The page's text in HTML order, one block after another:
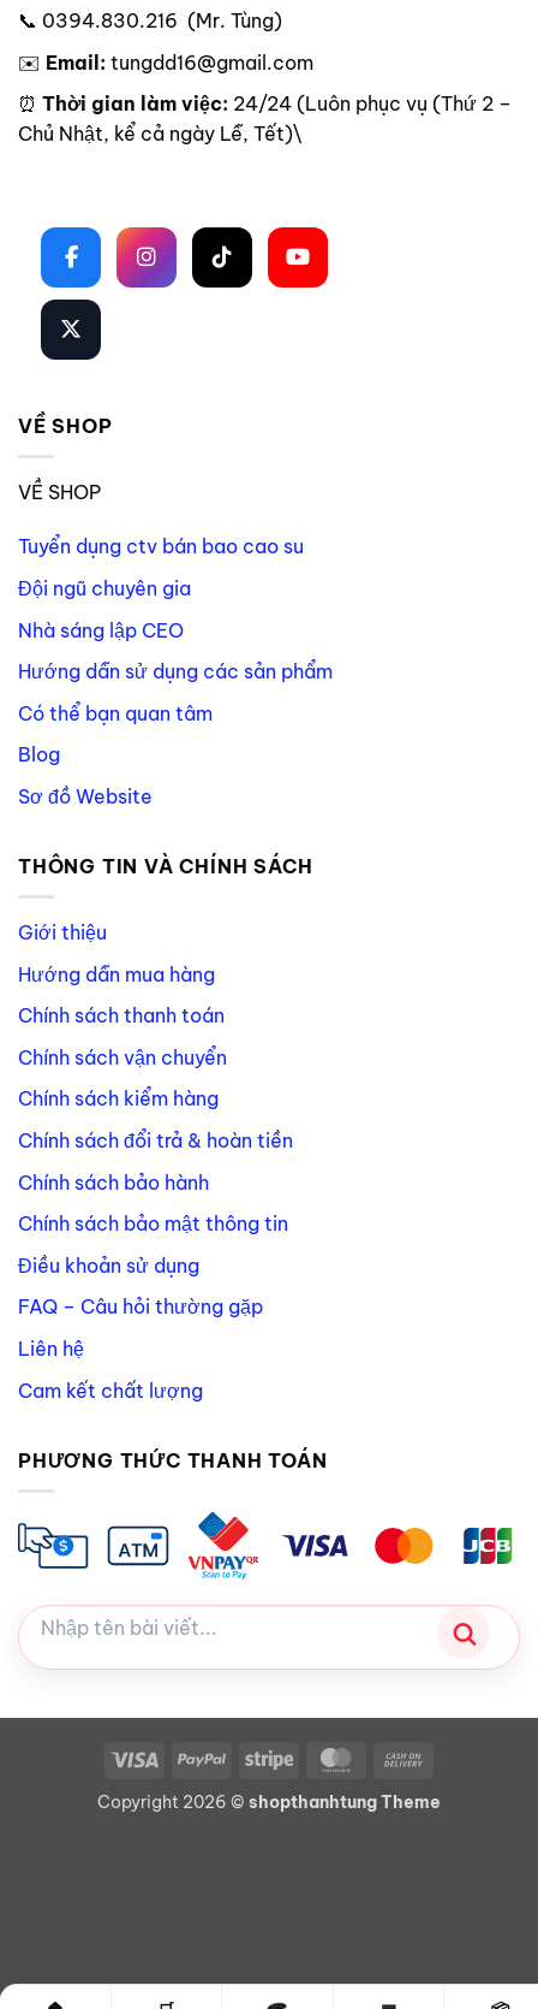
📞 0394.830.216 (Mr. Tùng)
✉️ Email: tungdd16@gmail.com
⏰ Thời gian làm việc: 24/24 (Luôn phục vụ (Thứ 2 –
Chủ Nhật, kể cả ngày Lễ, Tết)\
VỀ SHOP
VỀ SHOP
Tuyển dụng ctv bán bao cao su
Đội ngũ chuyên gia
Nhà sáng lập CEO
Hướng dẫn sử dụng các sản phẩm
Có thể bạn quan tâm
Blog
Sơ đồ Website
THÔNG TIN VÀ CHÍNH SÁCH
Giới thiệu
Hướng dẫn mua hàng
Chính sách thanh toán
Chính sách vận chuyển
Chính sách kiểm hàng
Chính sách đổi trả & hoàn tiền
Chính sách bảo hành
Chính sách bảo mật thông tin
Điều khoản sử dụng
FAQ – Câu hỏi thường gặp
Liên hệ
Cam kết chất lượng
PHƯƠNG THỨC THANH TOÁN
Visa PayPal Stripe MasterCard
Delivery
Copyright 2026 © shopthanhtung Theme